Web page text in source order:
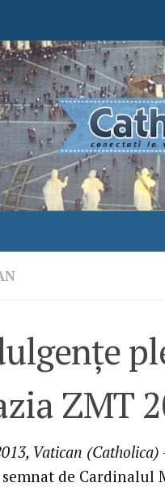
ZMT
Vatican (Catholica)
semnat de Cardinalul